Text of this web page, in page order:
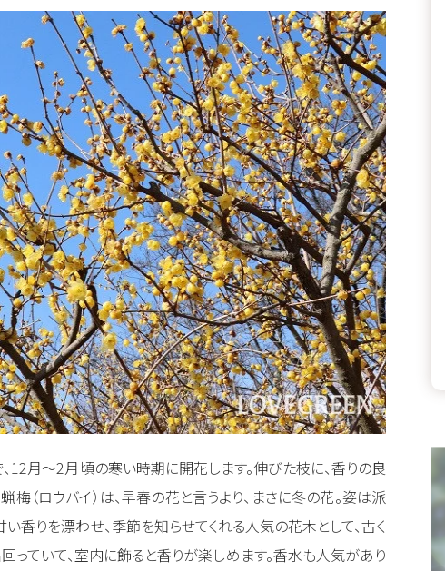
12月～2月頃の寒い時期に開花します。伸びた枝に、香りの良
（ロウバイ）は、早春の花と言うより、まさに冬の花。姿は派
香りを漂わせ、季節を知らせてくれる人気の花木として、古く
っていて、室内に飾ると香りが楽しめます。香水も人気があり